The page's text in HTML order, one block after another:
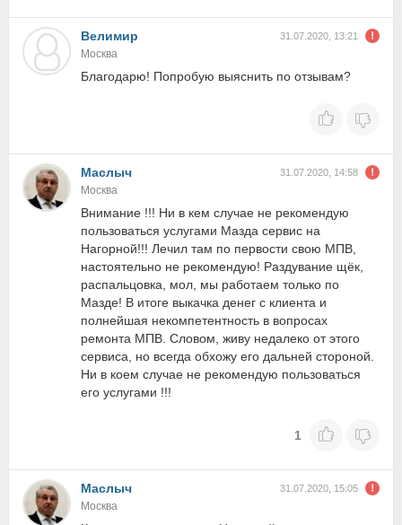
Велимир 31.07.2020, 13:21
Москва
Благодарю! Попробую выяснить по отзывам?
Маслыч 31.07.2020, 14:58
Москва
Внимание !!! Ни в кем случае не рекомендую
пользоваться услугами Мазда сервис на
Нагорной!!! Лечил там по первости свою МПВ,
настоятельно не рекомендую! Раздувание щёк,
распальцовка, мол, мы работаем только по
Мазде! В итоге выкачка денег с клиента и
полнейшая некомпетентность в вопросах
ремонта МПВ. Словом, живу недалеко от этого
сервиса, но всегда обхожу его дальней стороной.
Ни в коем случае не рекомендую пользоваться
его услугами !!!
1
Маслыч 31.07.2020, 15:05
Москва